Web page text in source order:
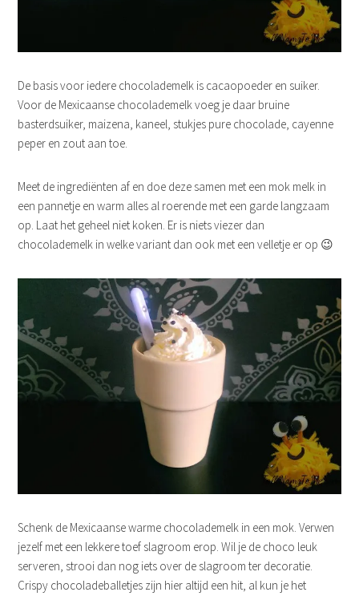
De basis voor iedere chocolademelk is cacaopoeder en suiker.
Voor de Mexicaanse chocolademelk voeg je daar bruine
basterdsuiker, maizena, kaneel, stukjes pure chocolade, cayenne
peper en zout aan toe.
Meet de ingrediënten af en doe deze samen met een mok melk in
een pannetje en warm alles al roerende met een garde langzaam
op. Laat het geheel niet koken. Er is niets viezer dan
chocolademelk in welke variant dan ook met een velletje er op 😉
Schenk de Mexicaanse warme chocolademelk in een mok. Verwen
jezelf met een lekkere toef slagroom erop. Wil je de choco leuk
serveren, strooi dan nog iets over de slagroom ter decoratie.
Crispy chocoladeballetjes zijn hier altijd een hit, al kun je het